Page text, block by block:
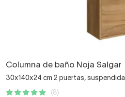
Columna de baño Noja Salgar
30x140x24 cm 2 puertas, suspendida
(8)